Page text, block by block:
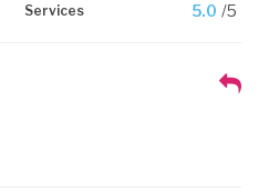
Services 5.0 /5